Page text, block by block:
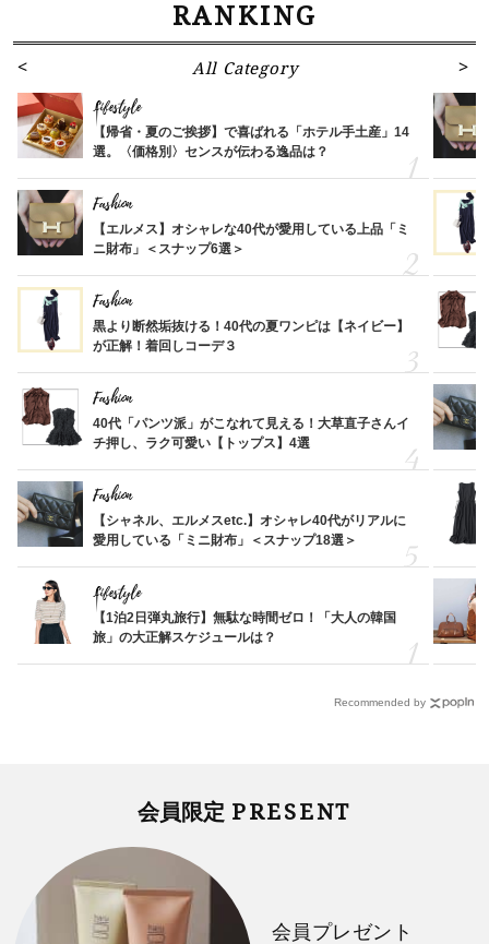
RANKING
All Category
Lifestyle
【帰省・夏のご挨拶】で喜ばれる「ホテル手土産」14
選。〈価格別〉センスが伝わる逸品は？
Fashion
【エルメス】オシャレな40代が愛用している上品「ミ
ニ財布」＜スナップ6選＞
Fashion
黒より断然垢抜ける！40代の夏ワンピは【ネイビー】
が正解！着回しコーデ３
Fashion
40代「パンツ派」がこなれて見える！大草直子さんイ
チ押し、ラク可愛い【トップス】4選
Fashion
【シャネル、エルメスetc.】オシャレ40代がリアルに
愛用している「ミニ財布」＜スナップ18選＞
Lifestyle
【1泊2日弾丸旅行】無駄な時間ゼロ！「大人の韓国
旅」の大正解スケジュールは？
Recommended by
会員限定 PRESENT
会員プレゼント